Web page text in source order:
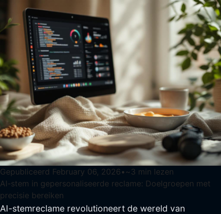
Gepubliceerd February 06, 2026• ~3 min lezen
AI-stem in gepersonaliseerde reclame: Doelgroepen met
precisie bereiken
AI-stemreclame revolutioneert de wereld van